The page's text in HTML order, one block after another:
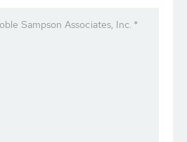
Sampson Associates, Inc. *